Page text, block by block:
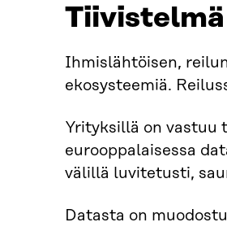
Tiivistelmä
Ihmislähtöisen,
ekosysteemiä.
Yrityksillä on vastuu
eurooppalaisessa
välillä luvitetusti,
Datasta on